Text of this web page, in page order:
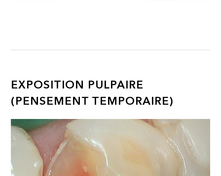
EXPOSITION PULPAIRE
(PENSEMENT TEMPORAIRE)